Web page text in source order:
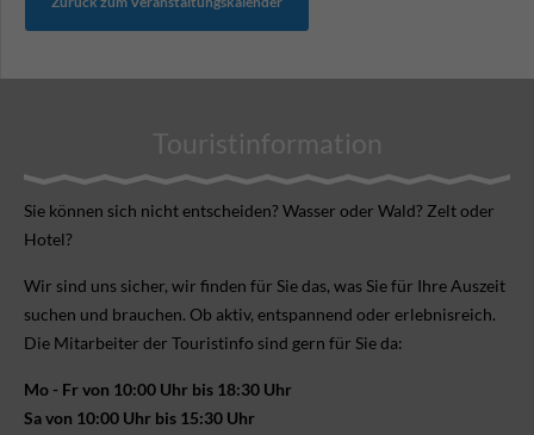
Touristinformation
Sie können sich nicht ent­scheiden? Wasser oder Wald? Zelt oder
Hotel?
Wir sind uns sicher, wir finden für Sie das, was Sie für Ihre Aus­zeit
suchen und brauchen. Ob aktiv, ent­spannend oder erlebnis­reich.
Die Mitarbeiter der Touristinfo sind gern für Sie da:
Mo - Fr von 10:00 Uhr bis 18:30 Uhr
Sa von 10:00 Uhr bis 15:30 Uhr